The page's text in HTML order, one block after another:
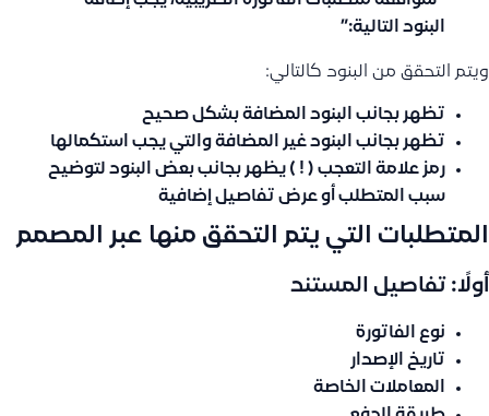
البنود التالية:”
ويتم التحقق من البنود كالتالي:
تظهر بجانب البنود المضافة بشكل صحيح
تظهر بجانب البنود غير المضافة والتي يجب استكمالها
رمز علامة التعجب ( ! ) يظهر بجانب بعض البنود لتوضيح
سبب المتطلب أو عرض تفاصيل إضافية
المتطلبات التي يتم التحقق منها عبر المصمم
أولًا: تفاصيل المستند
نوع الفاتورة
تاريخ الإصدار
المعاملات الخاصة